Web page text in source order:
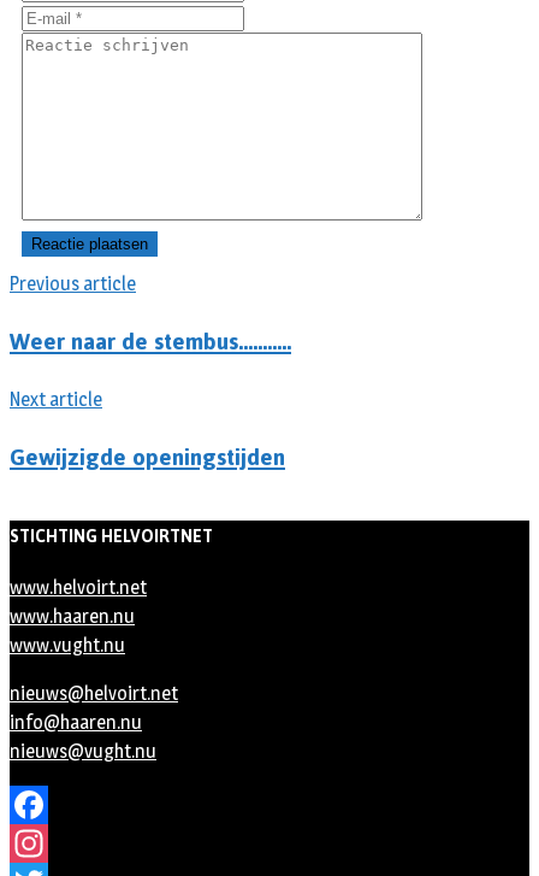
Previous article
Weer naar de stembus………..
Next article
Gewijzigde openingstijden
STICHTING HELVOIRTNET
www.helvoirt.net
www.haaren.nu
www.vught.nu
nieuws@helvoirt.net
info@haaren.nu
nieuws@vught.nu
Facebook